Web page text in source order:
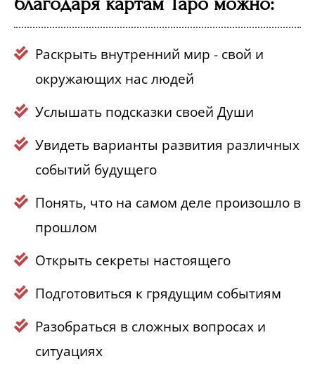
Раскрыть внутренний мир - свой и
окружающих нас людей
Услышать подсказки своей Души
Увидеть варианты развития различных
событий будущего
Понять, что на самом деле произошло в
прошлом
Открыть секреты настоящего
Подготовиться к грядущим событиям
Разобраться в сложных вопросах и
ситуациях